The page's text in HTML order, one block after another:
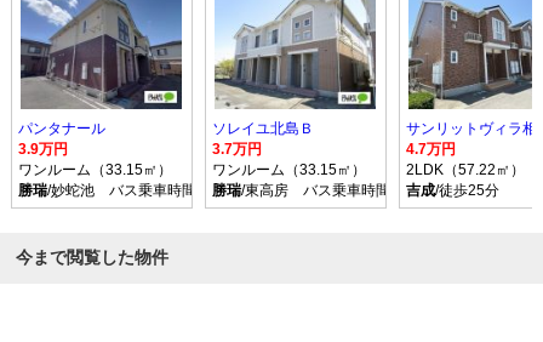
パンタナール
3.9万円
ワンルーム（33.15㎡）
勝瑞/妙蛇池 バス乗車時間5分 停歩4分
ソレイユ北島Ｂ
3.7万円
ワンルーム（33.15㎡）
勝瑞/東高房 バス乗車時間6分 停歩3分
サンリットヴィラ相
4.7万円
2LDK（57.22㎡）
吉成/徒歩25分
今まで閲覧した物件